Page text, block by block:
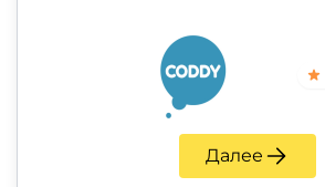
Далее